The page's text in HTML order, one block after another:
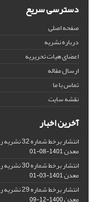
دسترسی سریع
صفحه اصلی
درباره نشریه
اعضای هیات تحریریه
ارسال مقاله
تماس با ما
نقشه سایت
آخرین اخبار
انتشار
معدن1401-08-01
انتشار
معدن1401-03-01
انتشار
معدن1400-12-09